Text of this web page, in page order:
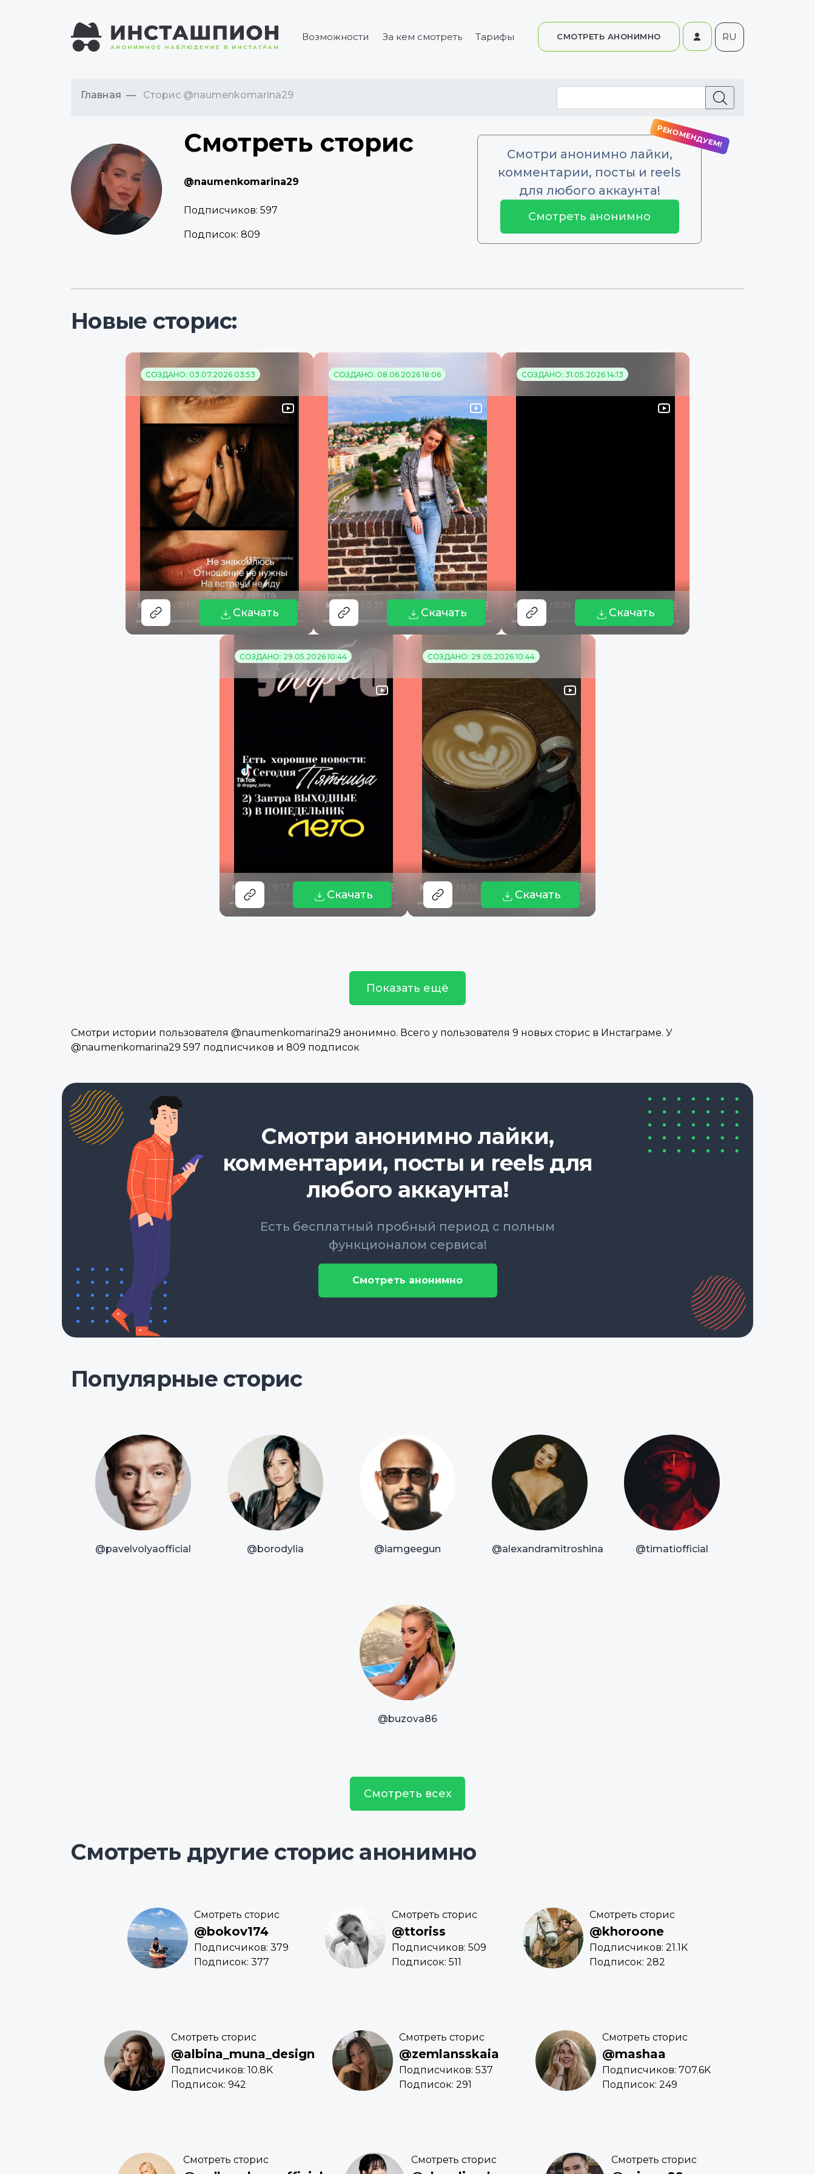
Возможности За кем смотреть Тарифы СМОТРЕТЬ АНОНИМНО RU
Главная Сторис @naumenkomarina29
Смотреть сторис
@naumenkomarina29
Подписчиков: 597
Подписок: 809
Смотри анонимно лайки,
комментарии, посты и reels
для любого аккаунта!
Смотреть анонимно
Новые сторис:
СОЗДАНО: 03.07.2026 03:53
Скачать
СОЗДАНО: 08.06.2026 18:06
Скачать
СОЗДАНО: 31.05.2026 14:13
Скачать
СОЗДАНО: 29.05.2026 10:44
Скачать
СОЗДАНО: 29.05.2026 10:44
Скачать
Показать ещё
Смотри истории пользователя @naumenkomarina29 анонимно. Всего у пользователя 9 новых сторис в Инстаграме. У
@naumenkomarina29 597 подписчиков и 809 подписок
Смотри анонимно лайки,
комментарии, посты и reels для
любого аккаунта!
Есть бесплатный пробный период с полным
функционалом сервиса!
Смотреть анонимно
Популярные сторис
@pavelvolyaofficial @borodylia @iamgeegun @alexandramitroshina @timatiofficial
@buzova86
Смотреть всех
Смотреть другие сторис анонимно
Смотреть сторис
@bokov174
Подписчиков: 379
Подписок: 377
Смотреть сторис
@ttoriss
Подписчиков: 509
Подписок: 511
Смотреть сторис
@khoroone
Подписчиков: 21.1K
Подписок: 282
Смотреть сторис
@albina_muna_design
Подписчиков: 10.8K
Подписок: 942
Смотреть сторис
@zemlansskaia
Подписчиков: 537
Подписок: 291
Смотреть сторис
@mashaa
Подписчиков: 707.6K
Подписок: 249
Смотреть сторис Смотреть сторис Смотреть сторис